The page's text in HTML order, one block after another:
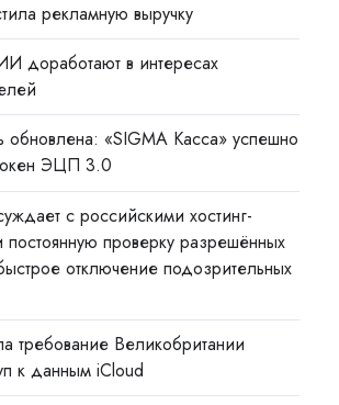
рекламную выручку
доработают в интересах
обновлена: «SIGMA Касса» успешно
ЭЦП 3.0
с российскими хостинг-
проверку разрешённых
отключение подозрительных
требование Великобритании
к данным iCloud